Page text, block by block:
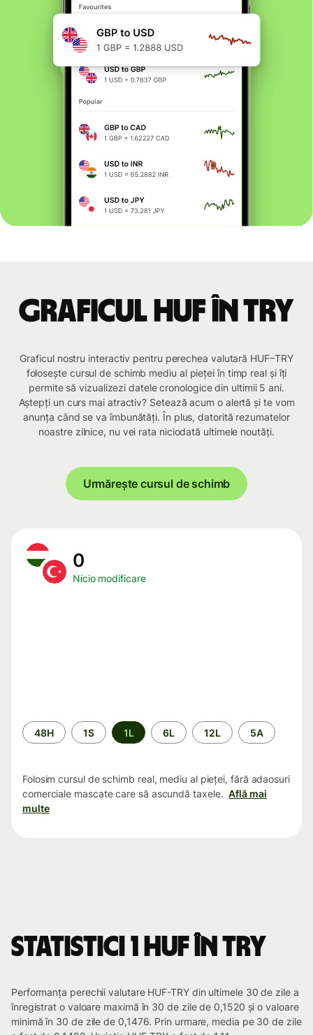
Graficul HUF în TRY
Graficul nostru interactiv pentru perechea valutară HUF–TRY
folosește cursul de schimb mediu al pieței în timp real și îți
permite să vizualizezi datele cronologice din ultimii 5 ani.
Aștepți un curs mai atractiv? Setează acum o alertă și te vom
anunța când se va îmbunătăți. În plus, datorită rezumatelor
noastre zilnice, nu vei rata niciodată ultimele noutăți.
Urmărește cursul de schimb
0
Nicio modificare
Perioada
48H 1S 1L 6L 12L 5A
Folosim cursul de schimb real, mediu al pieței, fără adaosuri
comerciale mascate care să ascundă taxele. Află mai
multe
Statistici 1 HUF în TRY
Performanța perechii valutare HUF-TRY din ultimele 30 de zile a
înregistrat o valoare maximă în 30 de zile de 0,1520 și o valoare
minimă în 30 de zile de 0,1476. Prin urmare, media pe 30 de zile